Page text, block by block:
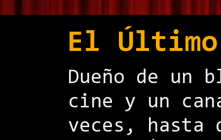
El
Dueño de un
cine y un
veces, hasta